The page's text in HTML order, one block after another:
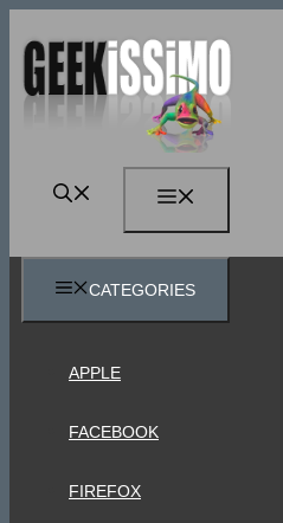
contenuto
CATEGORIES
APPLE
FACEBOOK
FIREFOX